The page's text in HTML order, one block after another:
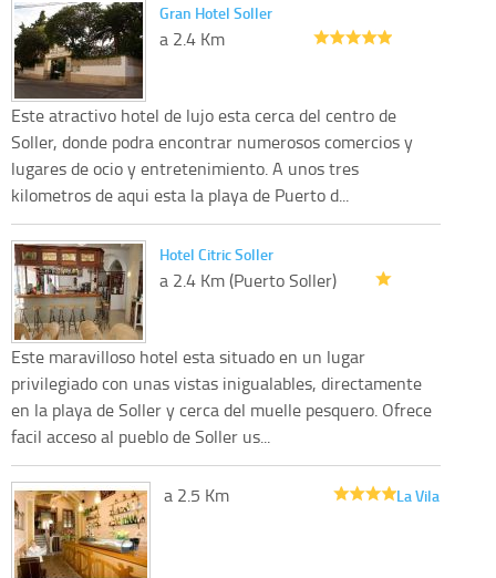
Gran Hotel Soller
a 2.4 Km
Este atractivo hotel de lujo esta cerca del centro de
Soller, donde podra encontrar numerosos comercios y
lugares de ocio y entretenimiento. A unos tres
kilometros de aqui esta la playa de Puerto d...
Hotel Citric Soller
a 2.4 Km (Puerto Soller)
Este maravilloso hotel esta situado en un lugar
privilegiado con unas vistas inigualables, directamente
en la playa de Soller y cerca del muelle pesquero. Ofrece
facil acceso al pueblo de Soller us...
La Vila
a 2.5 Km